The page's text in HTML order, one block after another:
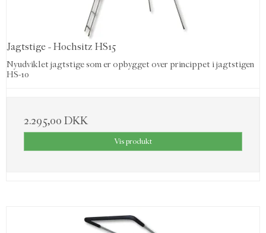
Jagtstige - Hochsitz HS15
Nyudviklet jagtstige som er opbygget over princippet i jagtstigen
HS-10
2.295,00 DKK
Vis produkt